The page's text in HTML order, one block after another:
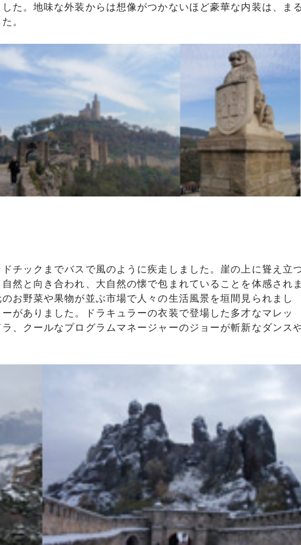
た。地味な外装からは想像がつかないほど豪華な内装は、ま
。
チックまでバスで風のように疾走しました。崖の上に聳え立
然と向き合われ、大自然の懐で包まれていることを体感され
お野菜や果物が並ぶ市場で人々の生活風景を垣間見られまし
がありました。ドラキュラーの衣装で登場した多才なマレッ
、クールなプログラムマネージャーのジョーが斬新なダンス